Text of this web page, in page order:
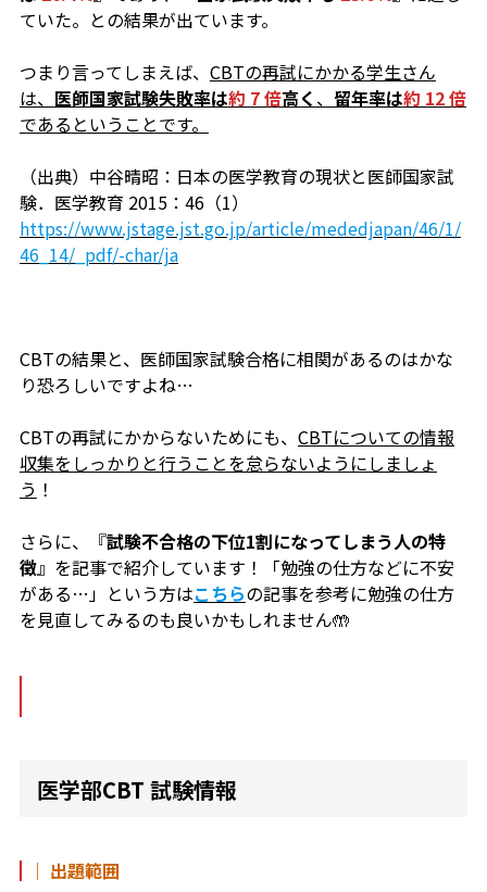
ていた。との結果が出ています。
つまり言ってしまえば、 CBTの再試にかかる学生さん
は、 医師国家試験失敗率は約 7 倍高く 、 留年率は約 12 倍
であるということです。
（出典）中谷晴昭：日本の医学教育の現状と医師国家試
験．医学教育 2015：46（1）
https://www.jstage.jst.go.jp/article/mededjapan/46/1/
46_14/_pdf/-char/ja
CBTの結果と、医師国家試験合格に相関があるのはかな
り恐ろしいですよね…
CBTの再試にかからないためにも、 CBTについての情報
収集をしっかりと行うことを怠らないようにしましょ
う ！
さらに、『試験不合格の下位1割になってしまう人の特
徴』を記事で紹介しています！
「勉強の仕方などに不安
がある…」 という方はこちらの記事を参考に勉強の仕方
を見直してみるのも良いかもしれません🤲
医学部CBT 試験情報
｜ 出題範囲